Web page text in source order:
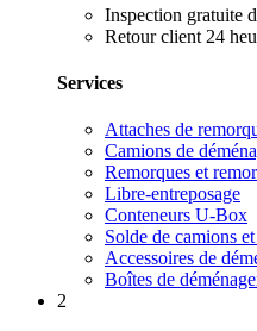
Inspection gratuite
Retour client 24
Services
Attaches de
Camions de
Remorques et
Libre-entreposage
Conteneurs U-Box
Solde de camions
Accessoires de
Boîtes de
2